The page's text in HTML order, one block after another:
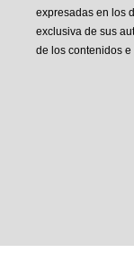
expresadas en los
exclusiva de sus
de los contenidos